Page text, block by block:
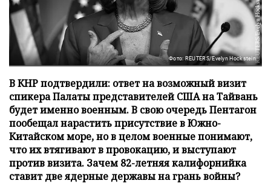
Фото: REUTERS/Evelyn Hockstein
В КНР подтвердили: ответ на возможный визит
спикера Палаты представителей США на Тайвань
будет именно военным. В свою очередь Пентагон
пообещал нарастить присутствие в Южно-
Китайском море, но в целом военные понимают,
что их втягивают в провокацию, и выступают
против визита. Зачем 82-летняя калифорнийка
ставит две ядерные державы на грань войны?